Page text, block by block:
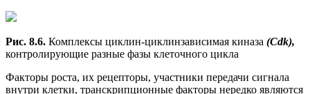
Рис. 8.6. Комплексы циклин-циклинзависимая киназа (Cdk),
контролирующие разные фазы клеточного цикла
Факторы роста, их рецепторы, участники передачи сигнала
внутри клетки, транскрипционные факторы нередко являются